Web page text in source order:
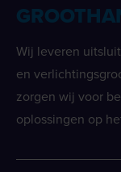
Wij leveren
en
zorgen wij voor
oplossingen op